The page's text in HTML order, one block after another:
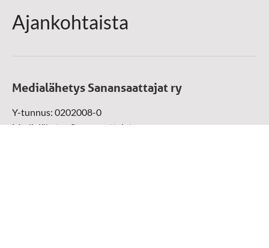
Ajankohtaista
Medialähetys Sanansaattajat ry
Y-tunnus: 0202008-0
Medialähetys Sanansaattajat ry